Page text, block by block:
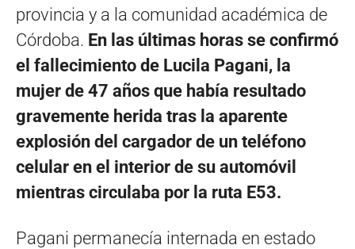
provincia y a la comunidad académica de
Córdoba. En las últimas horas se confirmó
el fallecimiento de Lucila Pagani, la
mujer de 47 años que había resultado
gravemente herida tras la aparente
explosión del cargador de un teléfono
celular en el interior de su automóvil
mientras circulaba por la ruta E53.
Pagani permanecía internada en estado